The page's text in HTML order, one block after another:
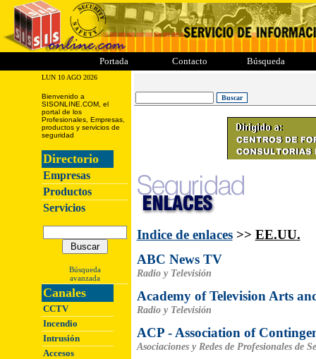
Portada Contacto Búsqueda
LUN 10 AGO 2026
Bienvenido a
SISONLINE.COM, el
portal de los
Profesionales, Empresas,
productos y servicios de
seguridad
Directorio
Empresas
Productos
Servicios
Búsqueda
avanzada
Canales
CCTV
Incendio
Intrusión
Accesos
Indice de enlaces >> EE.UU.
ABC News TV
Radio y Televisión
Academy of Television Arts
Radio y Televisión
ACP - Association of
Asociaciones y Redes de Profesionales de